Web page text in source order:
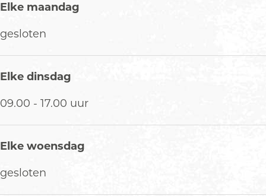
Elke maandag
gesloten
Elke dinsdag
09.00 - 17.00 uur
Elke woensdag
gesloten